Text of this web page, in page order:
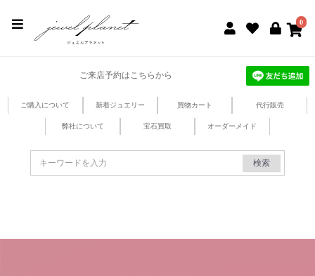
0
ご来店予約はこちらから
ご購入について 新着ジュエリー 買物カート 代行販売
弊社について 宝石買取 オーダーメイド
検索